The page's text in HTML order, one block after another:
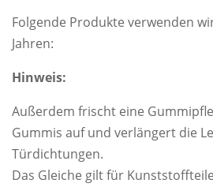
Folgende Produkte verwenden
Jahren:
Hinweis:
Außerdem frischt eine
Gummis auf und verlängert die
Türdichtungen.
Das Gleiche gilt für